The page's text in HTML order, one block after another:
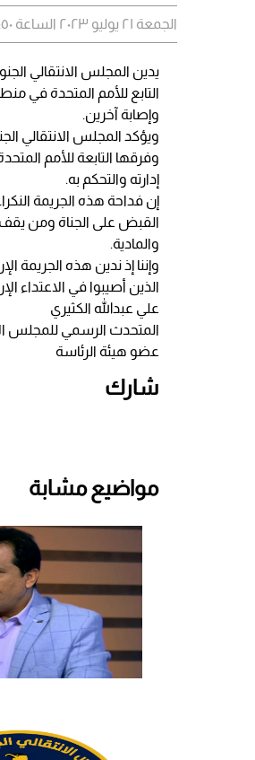
الجمعة ٢١ يوليو ٢٠٢٣ الساعة ٠٨:٥٠ مساءً
يدين المجلس الانتقالي
التابع للأمم المتحدة في
وإصابة آخرين.
ويؤكد المجلس الانتقالي
وفرقها التابعة للأمم
إدارته والتحكم به.
إن فداحة هذه الجريمة
القبض على الجناة ومن يقف
والمادية.
وإننا إذ ندين هذه الجريمة
الذين أصيبوا في الاعتداء
علي عبدالله الكثيري
المتحدث الرسمي للمجلس
عضو هيئة الرئاسة
شارك
مواضيع مشابة